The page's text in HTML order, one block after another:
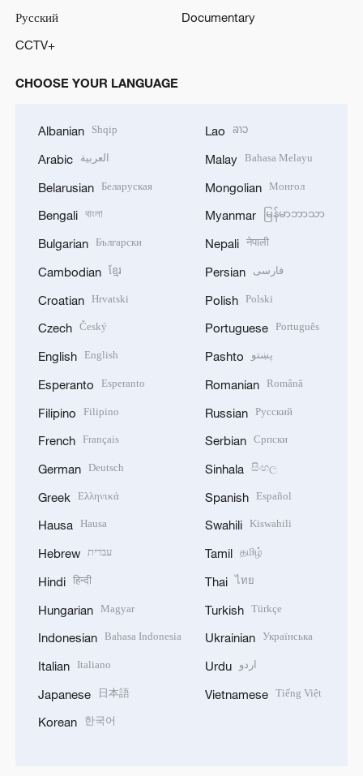
Русский
Documentary
CCTV+
CHOOSE YOUR LANGUAGE
Albanian Shqip
Arabic العربية
Belarusian Беларуская
Bengali বাংলা
Bulgarian Български
Cambodian ខ្មែរ
Croatian Hrvatski
Czech Český
English English
Esperanto Esperanto
Filipino Filipino
French Français
German Deutsch
Greek Ελληνικά
Hausa Hausa
Hebrew עברית
Hindi हिन्दी
Hungarian Magyar
Indonesian Bahasa Indonesia
Italian Italiano
Japanese 日本語
Korean 한국어
Lao ລາວ
Malay Bahasa Melayu
Mongolian Монгол
Myanmar မြန်မာဘာသာ
Nepali नेपाली
Persian فارسی
Polish Polski
Portuguese Português
Pashto پښتو
Romanian Română
Russian Русский
Serbian Српски
Sinhala සිංහල
Spanish Español
Swahili Kiswahili
Tamil தமிழ்
Thai ไทย
Turkish Türkçe
Ukrainian Українська
Urdu اردو
Vietnamese Tiếng Việt